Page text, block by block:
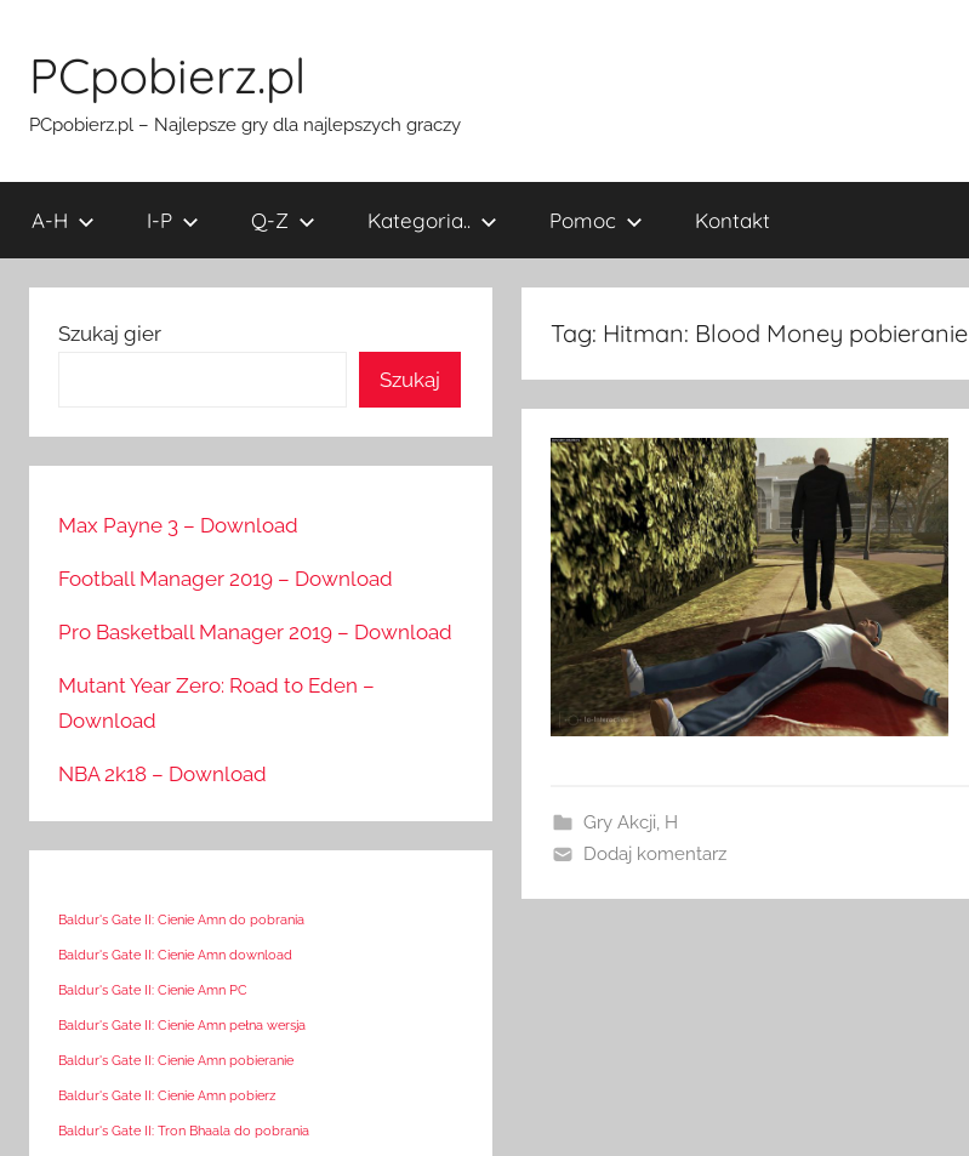
treściPCpobierz.pl
PCpobierz.pl – Najlepsze gry dla najlepszych graczy
A-H I-P Q-Z Kategoria.. Pomoc Kontakt
Tag: Hitman: Blood Money pobieranie
Gry Akcji, H
Dodaj komentarz
Szukaj gier
Szukaj
Max Payne 3 – Download
Football Manager 2019 – Download
Pro Basketball Manager 2019 – Download
Mutant Year Zero: Road to Eden –
Download
NBA 2k18 – Download
Baldur's Gate II: Cienie Amn do pobrania
Baldur's Gate II: Cienie Amn download
Baldur's Gate II: Cienie Amn PC
Baldur's Gate II: Cienie Amn pełna wersja
Baldur's Gate II: Cienie Amn pobieranie
Baldur's Gate II: Cienie Amn pobierz
Baldur's Gate II: Tron Bhaala do pobrania